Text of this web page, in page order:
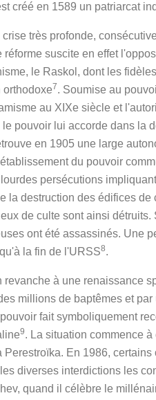
créé en 1589 un patriarcat
très profonde,
suscite en effet
le Raskol, dont les
orthodoxe7. Soumise au
au XIXe siècle et
pouvoir lui accorde dans la
en 1905 une large
du pouvoir
persécutions
la destruction des édifices
de culte sont ainsi
ont été assassinés. Une
la fin de l'URSS8.
à une renaissance
millions de baptêmes et
fait symboliquement
9. La situation commence
En 1986,
diverses interdictions les
quand il célèbre le